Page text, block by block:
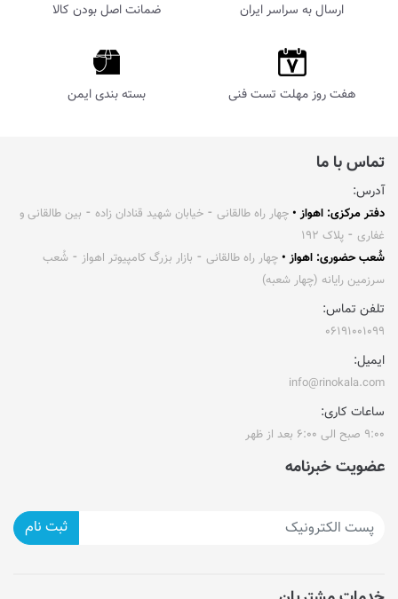
ارسال به سراسر ایران ضمانت اصل بودن کالا
هفت روز مهلت تست فنی بسته بندی ایمن
تماس با ما
آدرس:
دفتر مرکزی: اهواز • چهار راه طالقانی ⁃ خیابان شهید قنادان زاده ⁃ بین طالقانی و
غفاری ⁃ پلاک ۱۹۲
شُعب حضوری: اهواز • چهار راه طالقانی ⁃ بازار بزرگ کامپیوتر اهواز ⁃ شُعب
سرزمین رایانه (چهار شعبه)
تلفن تماس:
۰۶۱۹۱۰۰۱۰۹۹
ایمیل:
info@rinokala.com
ساعات کاری:
۹:۰۰ صبح الی ۶:۰۰ بعد از ظهر
عضویت خبرنامه
ثبت نام